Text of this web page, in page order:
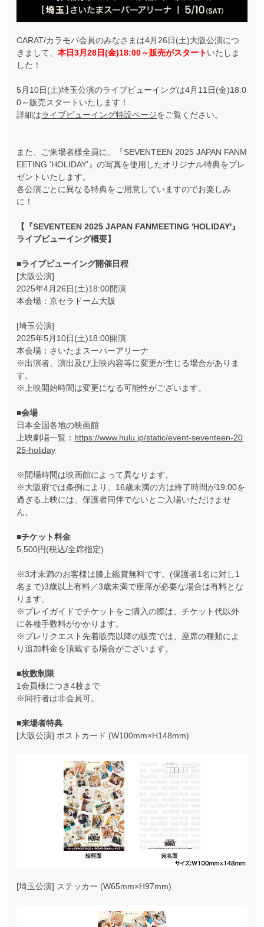
CARAT/カラモバ会員のみなさまは4月26日(土)大阪公演につ
きまして、本日3月28日(金)18:00～販売がスタートいたしま
した！
5月10日(土)埼玉公演のライブビューイングは4月11日(金)18:0
0～販売スタートいたします！
詳細はライブビューイング特設ページをご覧ください。
また、ご来場者様全員に、『SEVENTEEN 2025 JAPAN FANM
EETING 'HOLIDAY'』の写真を使用したオリジナル特典をプレ
ゼントいたします。
各公演ごとに異なる特典をご用意していますのでお楽しみ
に！
【『SEVENTEEN 2025 JAPAN FANMEETING 'HOLIDAY'』
ライブビューイング概要】
■ライブビューイング開催日程
[大阪公演]
2025年4月26日(土)18:00開演
本会場：京セラドーム大阪
[埼玉公演]
2025年5月10日(土)18:00開演
本会場：さいたまスーパーアリーナ
※出演者、演出及び上映内容等に変更が生じる場合がありま
す。
※上映開始時間は変更になる可能性がございます。
■会場
日本全国各地の映画館
上映劇場一覧： https://www.hulu.jp/static/event-seventeen-20
25-holiday
※開場時間は映画館によって異なります。
※大阪府では条例により、16歳未満の方は終了時間が19:00を
過ぎる上映には、保護者同伴でないとご入場いただけませ
ん。
■チケット料金
5,500円(税込/全席指定)
※3才未満のお客様は膝上鑑賞無料です。(保護者1名に対し1
名まで)3歳以上有料／3歳未満で座席が必要な場合は有料とな
ります。
※プレイガイドでチケットをご購入の際は、チケット代以外
に各種手数料がかかります。
※プレリクエスト先着販売以降の販売では、座席の種類によ
り追加料金を頂戴する場合がございます。
■枚数制限
1会員様につき4枚まで
※同行者は非会員可。
■来場者特典
[大阪公演] ポストカード (W100mm×H148mm)
[埼玉公演] ステッカー (W65mm×H97mm)